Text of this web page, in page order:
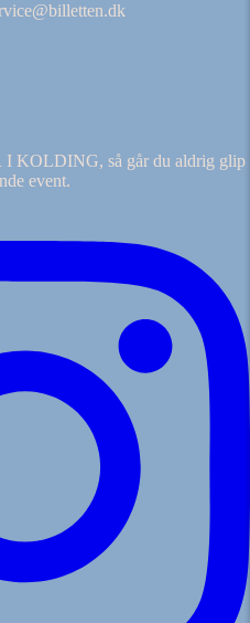
I KOLDING, så går du aldrig glip
event.